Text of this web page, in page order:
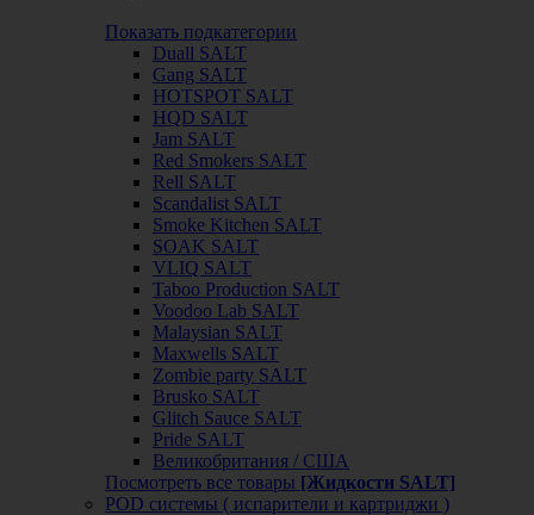
Показать подкатегории
Duall SALT
Gang SALT
HOTSPOT SALT
HQD SALT
Jam SALT
Red Smokers SALT
Rell SALT
Scandalist SALT
Smoke Kitchen SALT
SOAK SALT
VLIQ SALT
Taboo Production SALT
Voodoo Lab SALT
Malaysian SALT
Maxwells SALT
Zombie party SALT
Brusko SALT
Glitch Sauce SALT
Pride SALT
Великобритания / США
Посмотреть все товары [Жидкости SALT]
POD системы ( испарители и картриджи )